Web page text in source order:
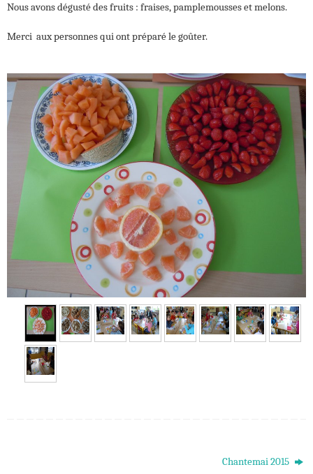
Nous avons dégusté des fruits : fraises, pamplemousses et melons.
Merci aux personnes qui ont préparé le goûter.
Chantemai 2015